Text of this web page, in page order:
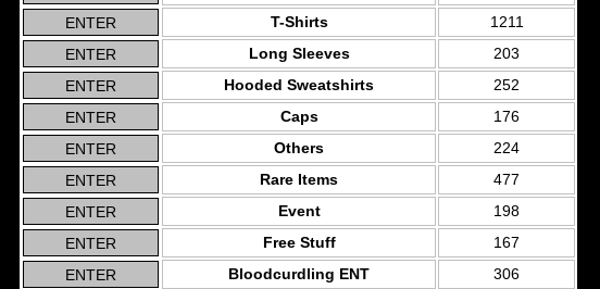
T-Shirts
1211
Long Sleeves
203
Hooded Sweatshirts
252
Caps
176
Others
224
Rare Items
477
Event
198
Free Stuff
167
Bloodcurdling ENT
306